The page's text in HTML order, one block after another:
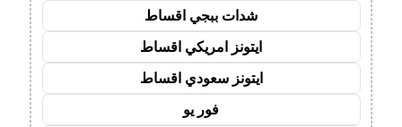
شدات ببجي اقساط
ايتونز امريكي اقساط
ايتونز سعودي اقساط
فور يو